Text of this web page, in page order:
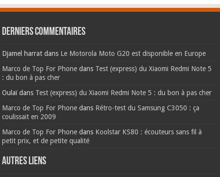
Derniers commentaires
Djamel harrat dans Le Motorola Moto G20 est disponible en Europe
Marco de Top For Phone dans Test (express) du Xiaomi Redmi Note 5
: du bon à pas cher
Oulaïdans Test (express) du Xiaomi Redmi Note 5 : du bon à pas cher
Marco de Top For Phone dans Rétro-test du Samsung C3050 : ça
coulissait en 2009
Marco de Top For Phone dans Koolstar KS80 : écouteurs sans fil à
petit prix, et de petite qualité
AUTRES LIENS